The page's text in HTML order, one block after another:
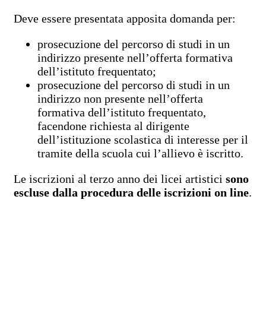
Deve essere presentata apposita domanda per:
prosecuzione del percorso di studi in un
indirizzo presente nell’offerta formativa
dell’istituto frequentato;
prosecuzione del percorso di studi in un
indirizzo non presente nell’offerta
formativa dell’istituto frequentato,
facendone richiesta al dirigente
dell’istituzione scolastica di interesse per il
tramite della scuola cui l’allievo è iscritto.
Le iscrizioni al terzo anno dei licei artistici sono
escluse dalla procedura delle iscrizioni on line.